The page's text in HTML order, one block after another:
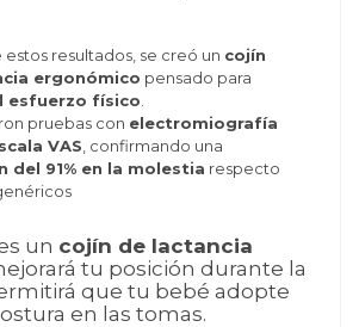
estos resultados, se creó un cojín
ergonómico pensado para
esfuerzo físico
pruebas con electromiografía
VAS , confirmando una
del 91% en la molestia respecto
un cojín de lactancia
tu posición durante la
que tu bebé adopte
en las tomas.